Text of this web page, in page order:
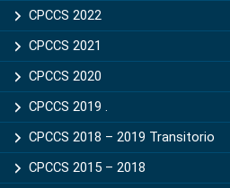
CPCCS 2022
CPCCS 2021
CPCCS 2020
CPCCS 2019 .
CPCCS 2018 – 2019 Transitorio
CPCCS 2015 – 2018